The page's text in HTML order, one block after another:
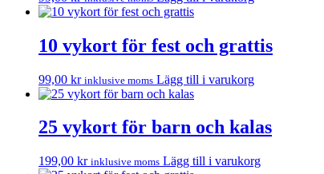
10 vykort för fest och grattis
99,00 kr inklusive moms Lägg till i varukorg
25 vykort för barn och kalas
199,00 kr inklusive moms Lägg till i varukorg